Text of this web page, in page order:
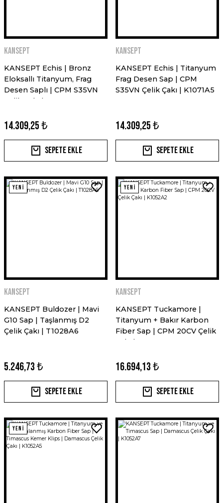
Kansept
KANSEPT Echis | Bronz
Eloksallı Titanyum, Frag
Desen Saplı | CPM S35VN
Çelik Çakı | K1071A6
14.309,25 ₺
Sepete Ekle
Kansept
KANSEPT Echis | Titanyum
Frag Desen Sap | CPM
S35VN Çelik Çakı | K1071A5
14.309,25 ₺
Sepete Ekle
YENİ
Kansept
KANSEPT Buldozer | Mavi
G10 Sap | Taşlanmış D2
Çelik Çakı | T1028A6
5.246,73 ₺
Sepete Ekle
YENİ
Kansept
KANSEPT Tuckamore |
Titanyum + Bakır Karbon
Fiber Sap | CPM 20CV Çelik
Çakı | K1052A2
16.694,13 ₺
Sepete Ekle
YENİ